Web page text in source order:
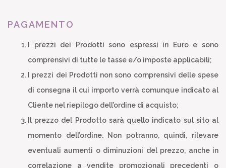
PAGAMENTO
I prezzi dei Prodotti sono espressi in Euro e sono
comprensivi di tutte le tasse e/o imposte applicabili;
I prezzi dei Prodotti non sono comprensivi delle spese
di consegna il cui importo verrà comunque indicato al
Cliente nel riepilogo dell’ordine di acquisto;
Il prezzo del Prodotto sarà quello indicato sul sito al
momento dell’ordine. Non potranno, quindi, rilevare
eventuali aumenti o diminuzioni del prezzo, anche in
correlazione a vendite promozionali precedenti o